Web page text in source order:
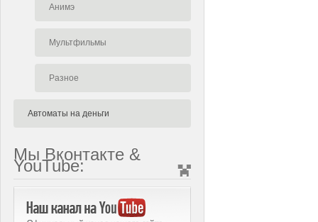
Анимэ
Мультфильмы
Разное
Автоматы на деньги
Мы Вконтакте &
YouTube: